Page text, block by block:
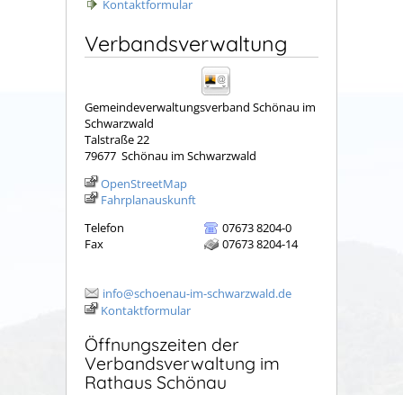
Kontaktformular
Verbandsverwaltung
Gemeindeverwaltungsverband Schönau im
Schwarzwald
Talstraße 22
79677 Schönau im Schwarzwald
OpenStreetMap
Fahrplanauskunft
Telefon
07673 8204-0
Fax
07673 8204-14
info@schoenau-im-schwarzwald.de
Kontaktformular
Öffnungszeiten der
Verbandsverwaltung im
Rathaus Schönau